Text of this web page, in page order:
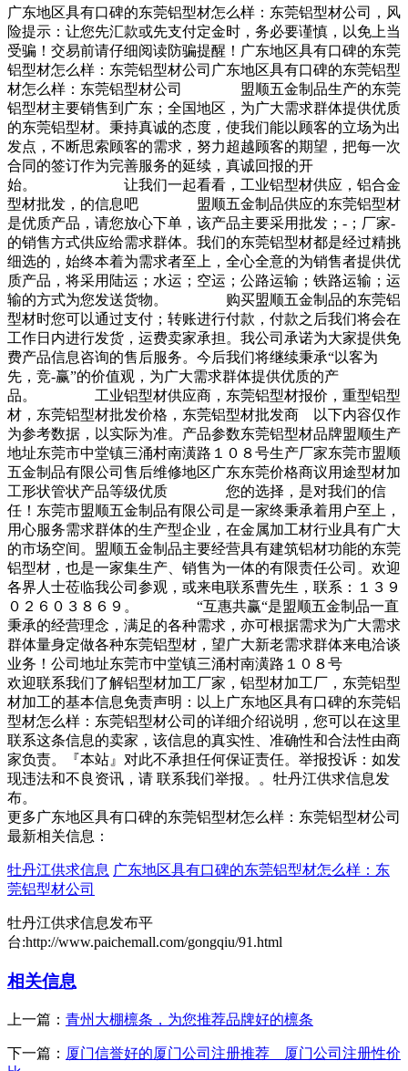
广东地区具有口碑的东莞铝型材怎么样：东莞铝型材公司，风
险提示：让您先汇款或先支付定金时，务必要谨慎，以免上当
受骗！交易前请仔细阅读防骗提醒！广东地区具有口碑的东莞
铝型材怎么样：东莞铝型材公司广东地区具有口碑的东莞铝型
材怎么样：东莞铝型材公司 盟顺五金制品生产的东莞
铝型材主要销售到广东；全国地区，为广大需求群体提供优质
的东莞铝型材。秉持真诚的态度，使我们能以顾客的立场为出
发点，不断思索顾客的需求，努力超越顾客的期望，把每一次
合同的签订作为完善服务的延续，真诚回报的开
始。 让我们一起看看，工业铝型材供应，铝合金
型材批发，的信息吧 盟顺五金制品供应的东莞铝型材
是优质产品，请您放心下单，该产品主要采用批发；-；厂家-
的销售方式供应给需求群体。我们的东莞铝型材都是经过精挑
细选的，始终本着为需求者至上，全心全意的为销售者提供优
质产品，将采用陆运；水运；空运；公路运输；铁路运输；运
输的方式为您发送货物。 购买盟顺五金制品的东莞铝
型材时您可以通过支付；转账进行付款，付款之后我们将会在
工作日内进行发货，运费卖家承担。我公司承诺为大家提供免
费产品信息咨询的售后服务。今后我们将继续秉承“以客为
先，竞-赢”的价值观，为广大需求群体提供优质的产
品。 工业铝型材供应商，东莞铝型材报价，重型铝型
材，东莞铝型材批发价格，东莞铝型材批发商 以下内容仅作
为参考数据，以实际为准。产品参数东莞铝型材品牌盟顺生产
地址东莞市中堂镇三涌村南潢路１０８号生产厂家东莞市盟顺
五金制品有限公司售后维修地区广东东莞价格商议用途型材加
工形状管状产品等级优质 您的选择，是对我们的信
任！东莞市盟顺五金制品有限公司是一家终秉承着用户至上，
用心服务需求群体的生产型企业，在金属加工材行业具有广大
的市场空间。盟顺五金制品主要经营具有建筑铝材功能的东莞
铝型材，也是一家集生产、销售为一体的有限责任公司。欢迎
各界人士莅临我公司参观，或来电联系曹先生，联系：１３９
０２６０３８６９。 “互惠共赢“是盟顺五金制品一直
秉承的经营理念，满足的各种需求，亦可根据需求为广大需求
群体量身定做各种东莞铝型材，望广大新老需求群体来电洽谈
业务！公司地址东莞市中堂镇三涌村南潢路１０８号
欢迎联系我们了解铝型材加工厂家，铝型材加工厂，东莞铝型
材加工的基本信息免责声明：以上广东地区具有口碑的东莞铝
型材怎么样：东莞铝型材公司的详细介绍说明，您可以在这里
联系这条信息的卖家，该信息的真实性、准确性和合法性由商
家负责。『本站』对此不承担任何保证责任。举报投诉：如发
现违法和不良资讯，请 联系我们举报。。牡丹江供求信息发
布。
更多广东地区具有口碑的东莞铝型材怎么样：东莞铝型材公司
最新相关信息：
牡丹江供求信息 广东地区具有口碑的东莞铝型材怎么样：东
莞铝型材公司
牡丹江供求信息发布平
台:http://www.paichemall.com/gongqiu/91.html
相关信息
上一篇： 青州大棚檩条，为您推荐品牌好的檩条
下一篇： 厦门信誉好的厦门公司注册推荐 厦门公司注册性价